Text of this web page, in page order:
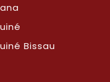
Bissau